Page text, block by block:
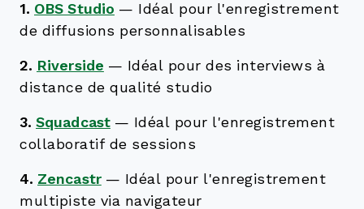
1. OBS Studio — Idéal pour l'enregistrement
de diffusions personnalisables
2. Riverside — Idéal pour des interviews à
distance de qualité studio
3. Squadcast — Idéal pour l'enregistrement
collaboratif de sessions
4. Zencastr — Idéal pour l'enregistrement
multipiste via navigateur